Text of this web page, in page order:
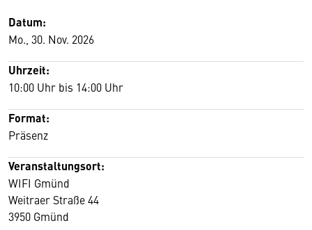
Datum:
Mo., 30. Nov. 2026
Uhrzeit:
10:00 Uhr bis 14:00 Uhr
Format:
Präsenz
Veranstaltungsort:
WIFI Gmünd
Weitraer Straße 44
3950 Gmünd